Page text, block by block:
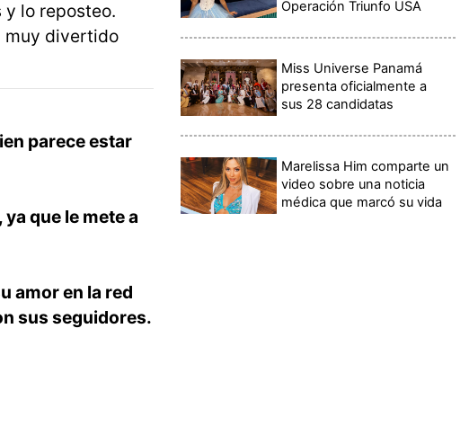
lo reposteo.
muy divertido
parece estar
que le mete a
amor en la red
sus seguidores.
Operación Triunfo USA
Miss Universe Panamá
presenta oficialmente a
sus 28 candidatas
Marelissa Him comparte un
video sobre una noticia
médica que marcó su vida